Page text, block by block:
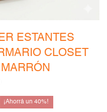
ESTANTES
CLOSET
40